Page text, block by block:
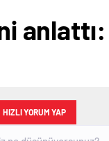
anlattı:
HIZLI YORUM YAP